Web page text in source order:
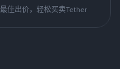
佳出价，轻松买卖Tether